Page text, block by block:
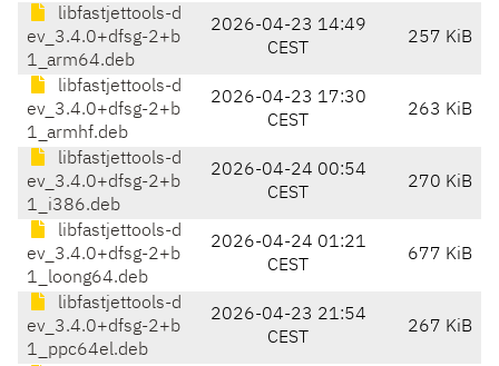
libfastjettools-d
ev_3.4.0+dfsg-2+b
1_arm64.deb
2026-04-23 14:49
CEST
257 KiB
libfastjettools-d
ev_3.4.0+dfsg-2+b
1_armhf.deb
2026-04-23 17:30
CEST
263 KiB
libfastjettools-d
ev_3.4.0+dfsg-2+b
1_i386.deb
2026-04-24 00:54
CEST
270 KiB
libfastjettools-d
ev_3.4.0+dfsg-2+b
1_loong64.deb
2026-04-24 01:21
CEST
677 KiB
libfastjettools-d
ev_3.4.0+dfsg-2+b
1_ppc64el.deb
2026-04-23 21:54
CEST
267 KiB